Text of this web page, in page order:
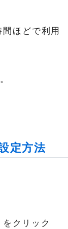
ほどで利用
定方法
クリック